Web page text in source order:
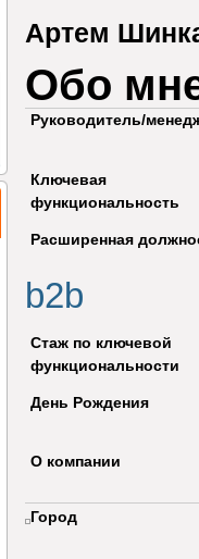
Артем
Обо
Руководитель/
Ключевая
функциональность
Расширенная
b2b
Стаж по ключевой
функциональности
День Рождения
О компании
Город